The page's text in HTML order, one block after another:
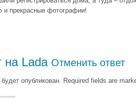
и прекрасные фотографии!
на Lada Отменить ответ
опубликован. Required fields are